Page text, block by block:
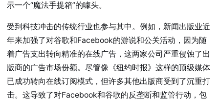
示一个“魔法手提箱”的噱头。
受到科技冲击的传统行业也参与其中。例如，新闻出版业近
年来加强了对谷歌和Facebook的游说和公关活动，因为随
着广告支出转向精准的在线广告，这两家公司严重侵蚀了出
版商的广告市场份额。尽管像《纽约时报》这样的顶级媒体
已成功转向在线订阅模式，但许多其他出版商受到了沉重打
击。这导致了对Facebook和谷歌的反垄断和监管行动，包